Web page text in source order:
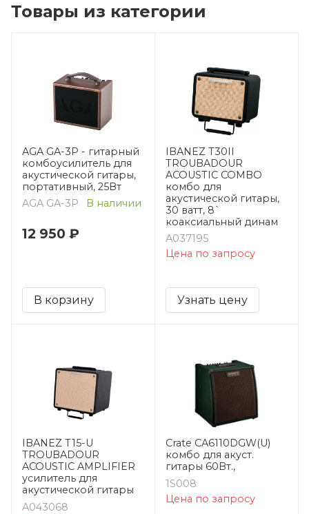
Товары из категории
AGA GA-3P - гитарный
комбоусилитель для
акустической гитары,
портативный, 25Вт
AGA GA-3P
В наличии
12 950 ₽
В корзину
IBANEZ T30II
TROUBADOUR
ACOUSTIC COMBO
комбо для
акустической гитары,
30 ватт, 8`
коаксиальный динам
A037195
Цена по запросу
Узнать цену
IBANEZ T15-U
TROUBADOUR
ACOUSTIC AMPLIFIER
усилитель для
акустической гитары
A043068
Crate CA6110DGW(U)
комбо для акуст.
гитары 60Вт.,
1S008
Цена по запросу